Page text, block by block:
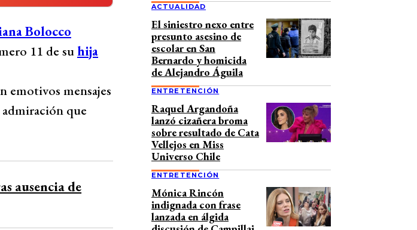
11 de su hija
y admiración
sus vidas,
sus vidas”. Por su
soplando las
Bolocco
11 de suhija
emotivos mensajes
que
ausencia de
ACTUALIDAD
El siniestro nexo entre
presunto asesino de
escolar en San
Bernardo y homicida
de Alejandro Águila
ENTRETENCIÓN
Raquel Argandoña
lanzó cizañera broma
sobre resultado de Cata
Vellejos en Miss
Universo Chile
ENTRETENCIÓN
Mónica Rincón
indignada con frase
lanzada en álgida